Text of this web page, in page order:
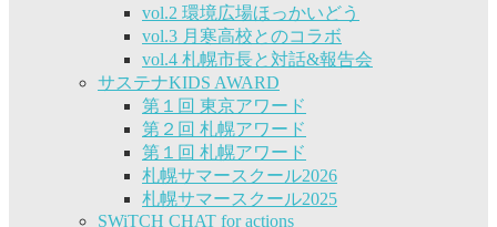
vol.2 環境広場ほっかいどう
vol.3 月寒高校とのコラボ
vol.4 札幌市長と対話&報告会
サステナKIDS AWARD
第１回 東京アワード
第２回 札幌アワード
第１回 札幌アワード
札幌サマースクール2026
札幌サマースクール2025
SWiTCH CHAT for actions